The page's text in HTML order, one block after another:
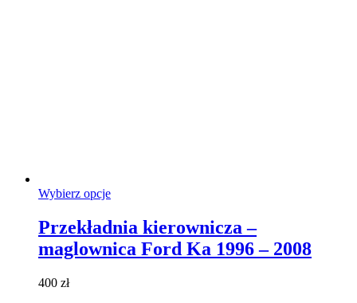
Wybierz opcjeTen
ma
wiele
wariantów.
Przekładnia kierownicza –
maglownica Ford Ka 1996 – 2008
400 zł